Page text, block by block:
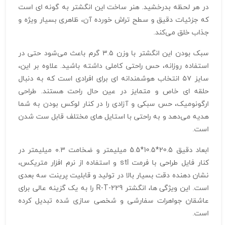
در هر لحظه بدرخشید. هنر ساخت این انگشتر به گونه‌ ای است
که جزئیات دقیق و سطح تراش‌ خورده آن، ظاهری بسیار ویژه و
جذاب خلق می‌کند.
سبک بودن این انگشتر با وزن ۳.۵ گرم باعث می‌شود حتی در
استفاده روزانه، حس راحتی کاملی داشته باشید. علاوه بر این،
سایز ۵۷ انتخاب هوشمندانه‌ ای برای افرادی است که به دنبال
حلقه‌ ای خاص و متمایز در عین حال راحت هستند. طراحی
ارگونومیک، حس سبکی و آزادی را در کنار لوکس بودن به شما
هدیه می‌دهد و به راحتی با استایل‌ های مختلف قابل ست شدن
است.
ابعاد دقیق 20.5*10.5*5.5 میلیمتر و ضخامت ۰.۳ میلیمتر در
کنار فایل طراحی با فرمت stl و استفاده از نرم‌ افزار متریکس،
نشان‌ دهنده دقت بسیار بالا در تولید و قابلیت پرینت سه‌ بعدی
است. این ویژگی‌ ها، انگشتر R-T-229 را به یک گزینه عالی برای
عاشقان جواهرات سفارشی و شخصی‌ سازی‌ شده تبدیل کرده
است.